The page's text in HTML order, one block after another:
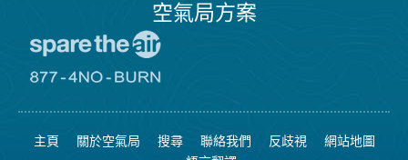
空氣局方案
空
日
網
8774
可
燃
主頁 關於空氣局 搜尋 聯絡我們 反歧視
網站地圖